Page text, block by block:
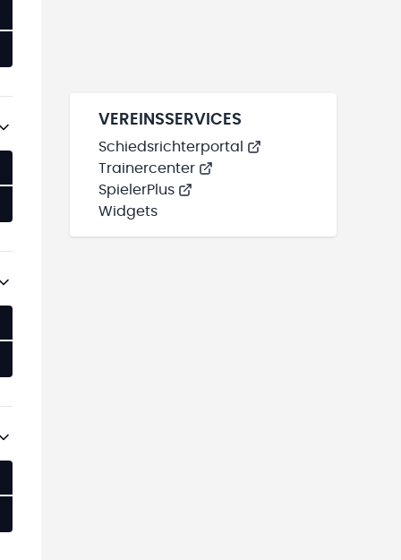
VEREINSSERVICES
Schiedsrichterportal
Trainercenter
SpielerPlus
Widgets